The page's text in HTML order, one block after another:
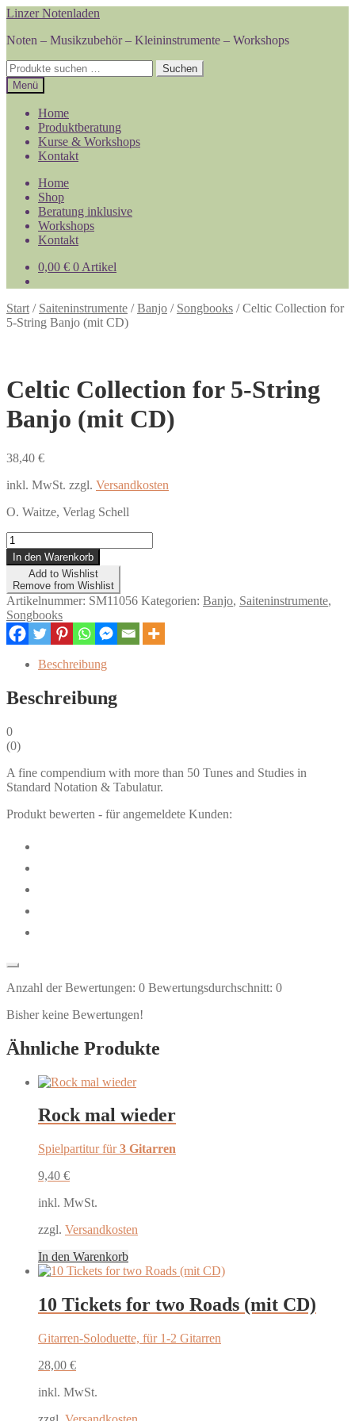
Zur
springen
Zum
springen
Linzer Notenladen
Noten – Musikzubehör – Kleininstrumente – Workshops
Suchen
nach:
Suchen
Menü
Home
Produktberatung
Kurse & Workshops
Kontakt
Home
Shop
Beratung inklusive
Workshops
Kontakt
0,00 € 0 Artikel
Start / Saiteninstrumente /Banjo / Songbooks /Celtic Collection for
5-String Banjo (mit CD)
Celtic Collection for 5-String
Banjo (mit CD)
38,40 €
inkl. MwSt. zzgl. Versandkosten
O. Waitze, Verlag Schell
Celtic
Collection
for
5-
String
Banjo
(mit
CD)
In den Warenkorb
Add to Wishlist
Remove from Wishlist
Artikelnummer: SM11056 Kategorien: Banjo, Saiteninstrumente,
Songbooks
Beschreibung
Beschreibung
0
(0)
A fine compendium with more than 50 Tunes and Studies in
Standard Notation & Tabulatur.
Produkt bewerten - für angemeldete Kunden:
Anzahl der Bewertungen: 0 Bewertungsdurchschnitt: 0
Bisher keine Bewertungen!
Ähnliche Produkte
Rock mal wieder
Spielpartitur für3 Gitarren
9,40 €
inkl. MwSt.
zzgl. Versandkosten
In den Warenkorb
10 Tickets for two Roads (mit CD)
Gitarren-Soloduette, für 1-2 Gitarren
28,00 €
inkl. MwSt.